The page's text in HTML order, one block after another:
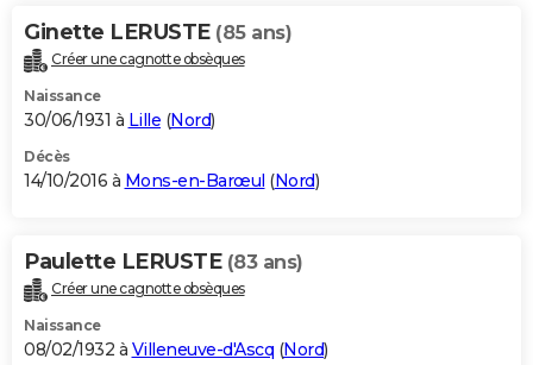
Ginette LERUSTE (85 ans)
Créer une cagnotte obsèques
Naissance
30/06/1931 à Lille (Nord)
Décès
14/10/2016 à Mons-en-Barœul (Nord)
Paulette LERUSTE (83 ans)
Créer une cagnotte obsèques
Naissance
08/02/1932 à Villeneuve-d'Ascq (Nord)